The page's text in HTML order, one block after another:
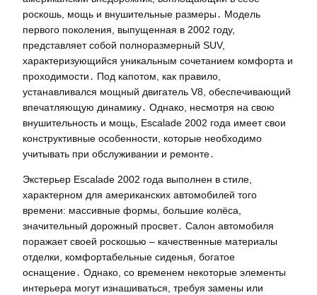
роскошь, мощь и внушительные размеры․ Модель
первого поколения, выпущенная в 2002 году,
представляет собой полноразмерный SUV,
характеризующийся уникальным сочетанием комфорта и
проходимости․ Под капотом, как правило,
устанавливался мощный двигатель V8, обеспечивающий
впечатляющую динамику․ Однако, несмотря на свою
внушительность и мощь, Escalade 2002 года имеет свои
конструктивные особенности, которые необходимо
учитывать при обслуживании и ремонте․
Экстерьер Escalade 2002 года выполнен в стиле,
характерном для американских автомобилей того
времени: массивные формы, большие колёса,
значительный дорожный просвет․ Салон автомобиля
поражает своей роскошью – качественные материалы
отделки, комфортабельные сиденья, богатое
оснащение․ Однако, со временем некоторые элементы
интерьера могут изнашиваться, требуя замены или